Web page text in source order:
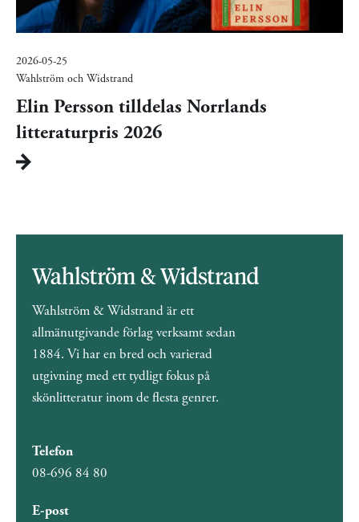
2026-05-25
Wahlström och Widstrand
Elin Persson tilldelas Norrlands
litteraturpris 2026
Wahlström & Widstrand är ett
allmänutgivande förlag verksamt sedan
1884. Vi har en bred och varierad
utgivning med ett tydligt fokus på
skönlitteratur inom de flesta genrer.
Telefon
08-696 84 80
E-post